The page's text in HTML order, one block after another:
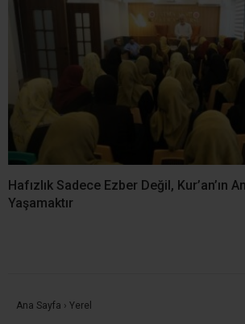
Hafızlık Sadece Ezber Değil, Kur’an’ın
Yaşamaktır
Ana Sayfa › Yerel